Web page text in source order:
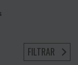
FILTRAR